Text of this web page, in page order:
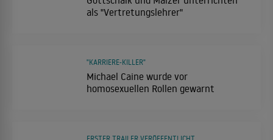
als "Vertretungslehrer"
Michael Caine wurde vor
homosexuellen Rollen gewarnt
"KARRIERE-KILLER"